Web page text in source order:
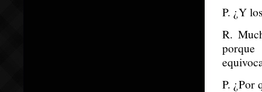
P. ¿Y
R.
porque
P. ¿Por